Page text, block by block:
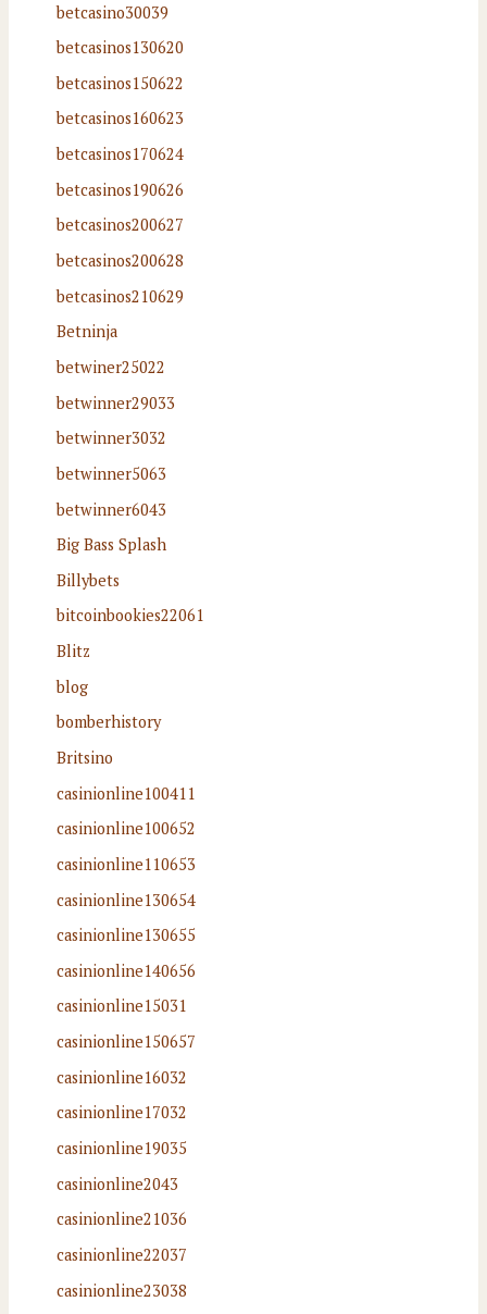
betcasino30039
betcasinos130620
betcasinos150622
betcasinos160623
betcasinos170624
betcasinos190626
betcasinos200627
betcasinos200628
betcasinos210629
Betninja
betwiner25022
betwinner29033
betwinner3032
betwinner5063
betwinner6043
Big Bass Splash
Billybets
bitcoinbookies22061
Blitz
blog
bomberhistory
Britsino
casinionline100411
casinionline100652
casinionline110653
casinionline130654
casinionline130655
casinionline140656
casinionline15031
casinionline150657
casinionline16032
casinionline17032
casinionline19035
casinionline2043
casinionline21036
casinionline22037
casinionline23038